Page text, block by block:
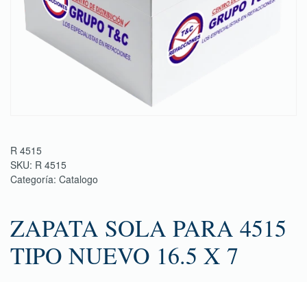
R 4515
SKU: R 4515
Categoría: Catalogo
ZAPATA SOLA PARA 4515
TIPO NUEVO 16.5 X 7